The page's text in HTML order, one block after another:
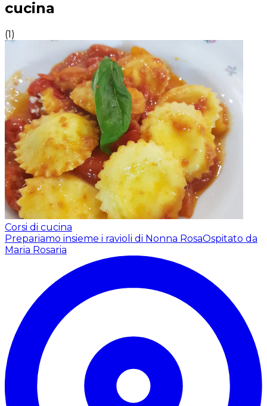
cucina
(1)
Corsi di cucina
Prepariamo insieme i ravioli di Nonna RosaOspitato da
Maria Rosaria